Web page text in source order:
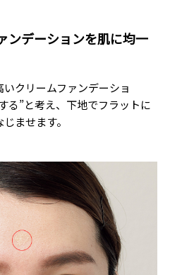
ンデーションを肌に均一
クリームファンデーショ
る”と考え、下地でフラットに
ませます。